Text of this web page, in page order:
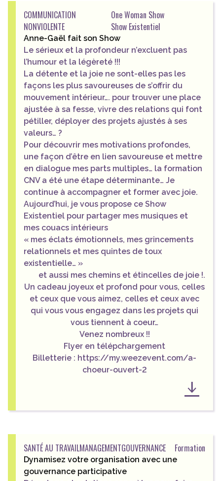
COMMUNICATION
NONVIOLENTE
One Woman Show
Show Existentiel
Anne-Gaël fait son Show
Le sérieux et la profondeur n’excluent pas
l’humour et la légèreté !!!
La détente et la joie ne sont-elles pas les
façons les plus savoureuses de s’offrir du
mouvement intérieur…. pour trouver une place
ajustée à sa fesse, vivre des relations qui font
pétiller, déployer des projets ajustés à ses
valeurs… ?
Pour découvrir mes motivations profondes,
une façon d’être en lien savoureuse et mettre
en dialogue mes parts multiples… la formation
CNV a été une étape déterminante… Je
continue à accompagner et former avec joie.
Aujourd’hui, je vous propose ce Show
Existentiel pour partager mes musiques et
mes couacs intérieurs
« mes éclats émotionnels, mes grincements
relationnels et mes quintes de toux
existentielle… »
et aussi mes chemins et étincelles de joie !.
Un cadeau joyeux et profond pour vous, celles
et ceux que vous aimez, celles et ceux avec
qui vous vous engagez dans les projets qui
vous tiennent à coeur…
Venez nombreux !!
Flyer en télépchargement
Billetterie : https://my.weezevent.com/a-
choeur-ouvert-2
SANTÉ AU TRAVAILMANAGEMENTGOUVERNANCE Formation
Dynamisez votre organisation avec une
gouvernance participative